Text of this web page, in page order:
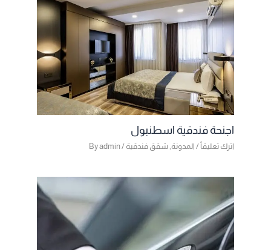
اجنحة فندقية اسطنبول
اترك تعليقاً / المدونة,شقق فندقية/ By
admin